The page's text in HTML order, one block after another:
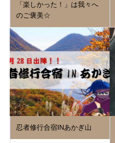
「楽しかった！」は我々へ
のご褒美☆
忍者修行合宿INあかぎ山